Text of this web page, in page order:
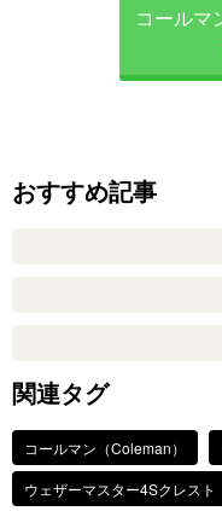
コールマ
おすすめ記事
関連タグ
コールマン（Coleman）
ウェザーマスター4Sクレスト